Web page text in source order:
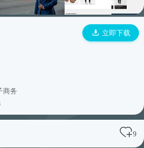
立即下载
商务
9